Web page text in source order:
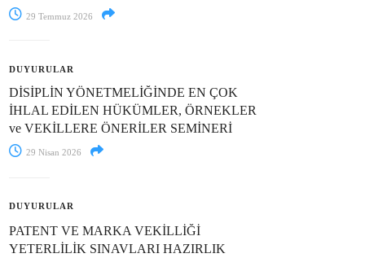
29 Temmuz 2026
DUYURULAR
DİSİPLİN YÖNETMELİĞİNDE EN ÇOK
İHLAL EDİLEN HÜKÜMLER, ÖRNEKLER
ve VEKİLLERE ÖNERİLER SEMİNERİ
29 Nisan 2026
DUYURULAR
PATENT VE MARKA VEKİLLİĞİ
YETERLİLİK SINAVLARI HAZIRLIK